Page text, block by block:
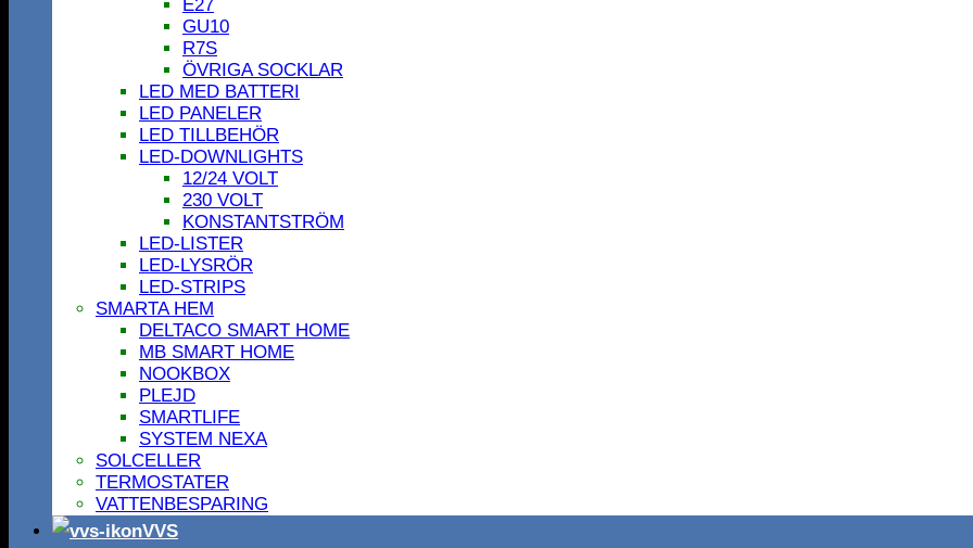
E27
GU10
R7S
ÖVRIGA SOCKLAR
LED MED BATTERI
LED PANELER
LED TILLBEHÖR
LED-DOWNLIGHTS
12/24 VOLT
230 VOLT
KONSTANTSTRÖM
LED-LISTER
LED-LYSRÖR
LED-STRIPS
SMARTA HEM
DELTACO SMART HOME
MB SMART HOME
NOOKBOX
PLEJD
SMARTLIFE
SYSTEM NEXA
SOLCELLER
TERMOSTATER
VATTENBESPARING
VVS